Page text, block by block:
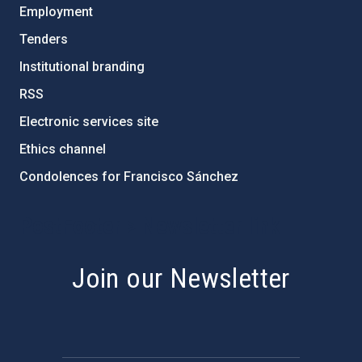
Employment
Tenders
Institutional branding
RSS
Electronic services site
Ethics channel
Condolences for Francisco Sánchez
Join our Newsletter